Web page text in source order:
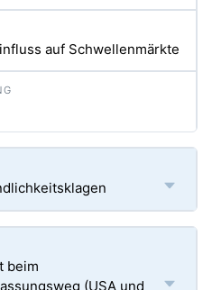
auf Schwellenmärkte
beim
(USA und